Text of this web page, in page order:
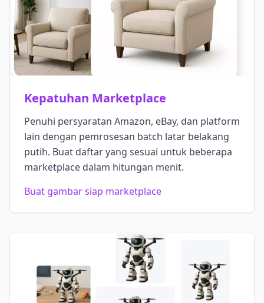
Kepatuhan Marketplace
Penuhi persyaratan Amazon, eBay, dan platform
lain dengan pemrosesan batch latar belakang
putih. Buat daftar yang sesuai untuk beberapa
marketplace dalam hitungan menit.
Buat gambar siap marketplace